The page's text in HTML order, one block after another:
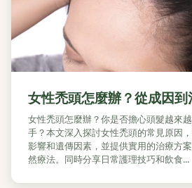
女性禿頭怎麼辦？從成因
女性禿頭怎麼辦？你是否擔心頭髮越來
手？本文深入探討女性禿頭的常見原因
影響和遺傳因素，並提供實用的治療方
然療法。同時分享日常護理技巧和飲食...